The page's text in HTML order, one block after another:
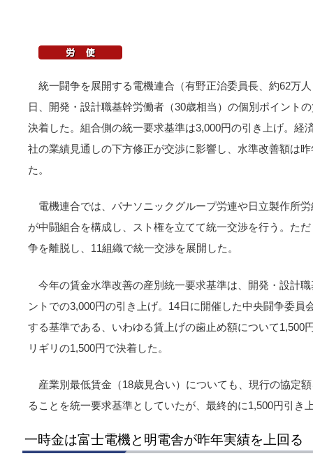
統一闘争を展開する電機連合（有野正治委員長、約62万
日、開発・設計職基幹労働者（30歳相当）の個別ポイント
決着した。組合側の統一要求基準は3,000円の引き上げ。経
社の業績見通しの下方修正が交渉に影響し、水準改善額は
た。
電機連合では、パナソニックグループ労連や日立製作所
が中闘組合を構成し、スト権を立てて統一交渉を行う。た
争を離脱し、11組織で統一交渉を展開した。
今年の賃金水準改善の産別統一要求基準は、開発・設計
ントでの3,000円の引き上げ。14日に開催した中央闘争委員
する基準である、いわゆる賃上げの歯止め額について1,500
リギリの1,500円で決着した。
産業別最低賃金（18歳見合い）についても、現行の協定
ることを統一要求基準としていたが、最終的に1,500円引き
一時金は富士電機と明電舎が昨年実績を上回る